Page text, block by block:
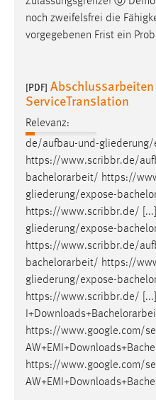
noch zweifelsfrei die
vorgegebenen Frist ein
[PDF]
ServiceTranslation
Relevanz:
de/aufbau-und-gliederung/
https://www.scribbr.de/
bachelorarbeit/ https://
gliederung/expose-
https://www.scribbr.de/
gliederung/expose-
https://www.scribbr.de/
bachelorarbeit/ https://
gliederung/expose-
https://www.scribbr.de/ [...]
I+Downloads+
https://www.google.com/
AW+EMI+Downloads+
https://www.google.com/
AW+EMI+Downloads+
Name:
_pk_ref, _pk_cvar,
Cookie Laufzeit:
Max. 13 Monate
MARKETING
Marketing Cookies
verwendet, um
Sie tun dies, indem sie
hinweg verfolgen.
Google Ads
Name:
_gcl_au
Anbieter:
Google Ireland Limited
Zweck: